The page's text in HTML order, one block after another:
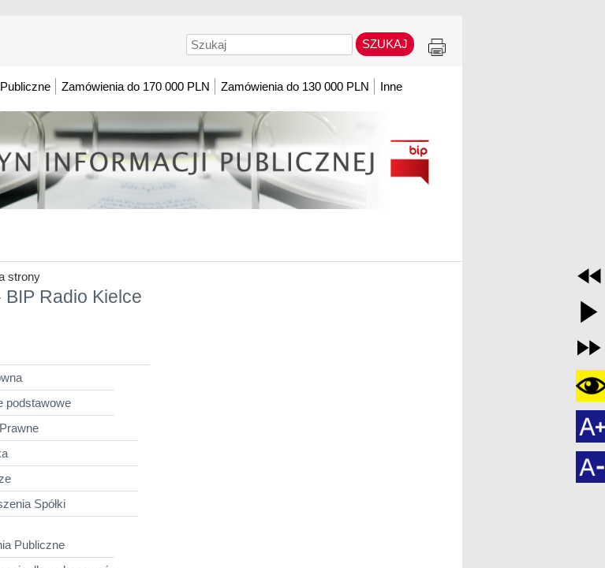
Szukaj
Zamówienia do 170 000 PLN Zamówienia do 130 000 PLN
Inne
strony
BIP Radio Kielce
podstawowe
Spółki
Publiczne